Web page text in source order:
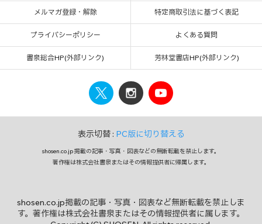
メルマガ登録・解除 特定商取引法に基づく表記
プライバシーポリシー よくある質問
書泉総合HP(外部リンク) 芳林堂書店HP(外部リンク)
表示切替 : PC版に切り替える
shosen.co.jp 掲載の記事・写真・図表などの無断転載を禁止します。
著作権は株式会社書泉またはその情報提供者に帰属します。
shosen.co.jp掲載の記事・写真・図表など無断転載を禁止しま
す。著作権は株式会社書泉またはその情報提供者に属します。